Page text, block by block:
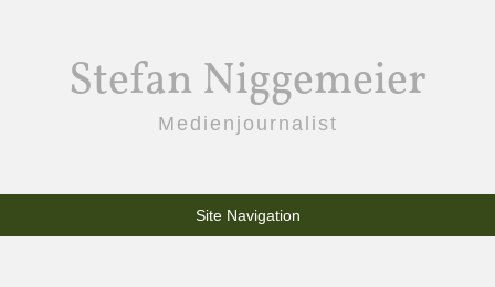
Stefan Niggemeier
Medienjournalist
Site Navigation